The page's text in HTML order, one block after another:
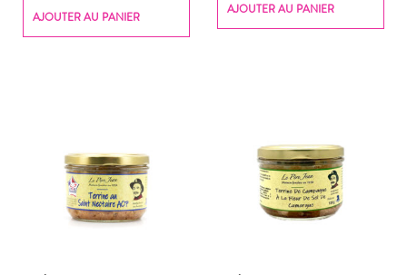
AJOUTER AU PANIER
AJOUTER AU PANIER